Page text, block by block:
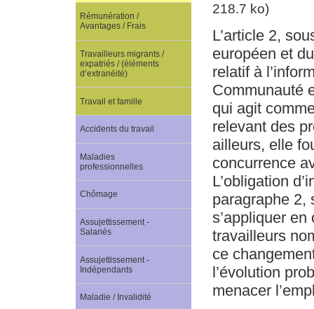
218.7 ko)
L’article 2,
européen et
relatif à
Communauté
qui agit
relevant des
ailleurs, elle
concurrence
L’obligation
paragraphe 2,
s’appliquer
travailleurs
ce
l’évolution
menacer
Rémunération /
Avantages / Frais
Travailleurs migrants /
expatriés / (éléments
d’extranéité)
Travail et famille
Accidents du travail
Maladies
professionnelles
Chômage
Assujettissement -
Salariés
Assujettissement -
Indépendants
Maladie / Invalidité